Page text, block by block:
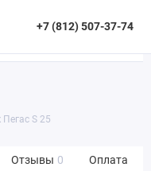
+7 (812) 507-37-74
Пегас S 25
Отзывы 0 Оплата